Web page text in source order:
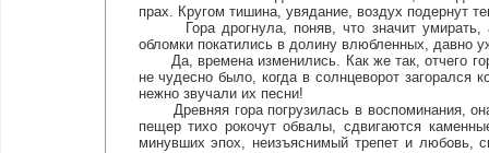
прах. Кругом тишина, увядание, воздух подернут
Гора дрогнула, поняв, что значит умирать, а
обломки покатились в долину влюбленных, давно
Да, времена изменились. Как же так, отчего
не чудесно было, когда в солнцеворот
нежно звучали их песни!
Древняя гора погрузилась в воспоминания,
пещер тихо рокочут обвалы, сдвигаются
минувших эпох, неизъяснимый трепет и любовь,